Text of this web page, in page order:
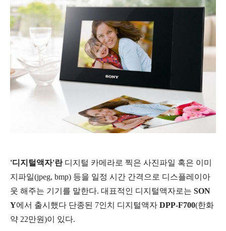
'디지털액자'란디지털 카메라로 찍은 사진파일 혹은 이미
지파일(jpeg, bmp) 등을 일정 시간 간격으로 디스플레이아
웃 해주는 기기를 말한다. 대표적인 디지털액자로는 SON
Y에서 출시했다 단종된 7인치 디지털액자 DPP-F700(한화
약 22만원)이 있다.